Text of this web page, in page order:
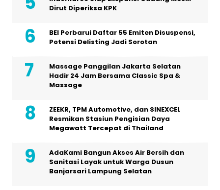
Dirut Diperiksa KPK
BEI Perbarui Daftar 55 Emiten Disuspensi,
Potensi Delisting Jadi Sorotan
Massage Panggilan Jakarta Selatan
Hadir 24 Jam Bersama Classic Spa &
Massage
ZEEKR, TPM Automotive, dan SINEXCEL
Resmikan Stasiun Pengisian Daya
Megawatt Tercepat di Thailand
AdaKami Bangun Akses Air Bersih dan
Sanitasi Layak untuk Warga Dusun
Banjarsari Lampung Selatan